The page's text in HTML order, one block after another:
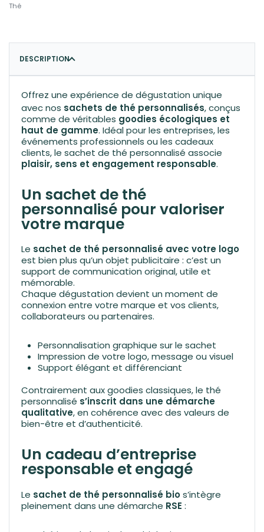
Thé
DESCRIPTION
Offrez une expérience de dégustation unique
avec nos sachets de thé personnalisés, conçus
comme de véritables goodies écologiques et
haut de gamme. Idéal pour les entreprises, les
événements professionnels ou les cadeaux
clients, le sachet de thé personnalisé associe
plaisir, sens et engagement responsable.
Un sachet de thé
personnalisé pour valoriser
votre marque
Le sachet de thé personnalisé avec votre logo
est bien plus qu’un objet publicitaire : c’est un
support de communication original, utile et
mémorable.
Chaque dégustation devient un moment de
connexion entre votre marque et vos clients,
collaborateurs ou partenaires.
Personnalisation graphique sur le sachet
Impression de votre logo, message ou visuel
Support élégant et différenciant
Contrairement aux goodies classiques, le thé
personnalisé s’inscrit dans une démarche
qualitative, en cohérence avec des valeurs de
bien-être et d’authenticité.
Un cadeau d’entreprise
responsable et engagé
Le sachet de thé personnalisé bios’intègre
pleinement dans une démarche RSE :